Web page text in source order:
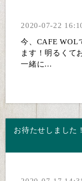
2020-07-22
今、CAFE WOL
ます！明るくて
一緒に...
お待たせしました